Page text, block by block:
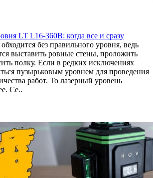
LT L16-360B: когда все и сразу
без правильного уровня, ведь
выставить ровные стены, проложить
полку. Если в редких исключениях
пузырьковым уровнем для проведения
работ. То лазерный уровень
Се..